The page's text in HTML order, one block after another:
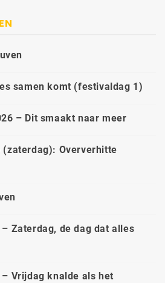
samen komt (festivaldag 1)
– Dit smaakt naar meer
(zaterdag): Oververhitte
– Zaterdag, de dag dat alles
– Vrijdag knalde als het